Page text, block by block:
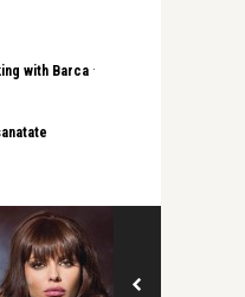
with Barca ·